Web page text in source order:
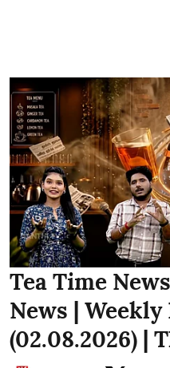
Tea Time
News | Weekly
(02.08.2026) |